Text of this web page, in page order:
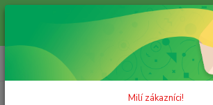
Milí zákazníci! V dňoch 29.07.2026-
Objednávky prijaté v týchto termínoch budú
Ďakujeme za pochopenie.
+421 908 755 958
Po. - Pia. od 9:00 hod. - 16:00 hod.
Milí zákazníci!